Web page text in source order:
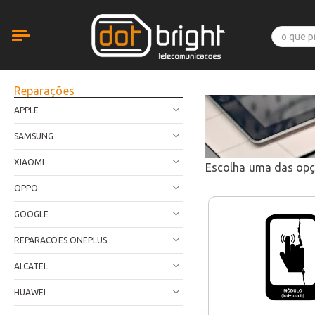
Reparações
APPLE
SAMSUNG
XIAOMI
OPPO
GOOGLE
REPARACOES ONEPLUS
ALCATEL
HUAWEI
Escolha uma das